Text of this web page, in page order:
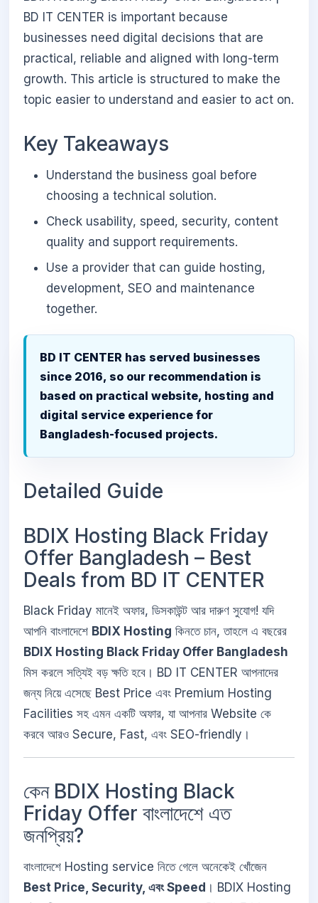
BD IT CENTER is important because
businesses need digital decisions that are
practical, reliable and aligned with long-term
growth. This article is structured to make the
topic easier to understand and easier to act on.
Key Takeaways
Understand the business goal before
choosing a technical solution.
Check usability, speed, security, content
quality and support requirements.
Use a provider that can guide hosting,
development, SEO and maintenance
together.
BD IT CENTER has served businesses
since 2016, so our recommendation is
based on practical website, hosting and
digital service experience for
Bangladesh-focused projects.
Detailed Guide
BDIX Hosting Black Friday
Offer Bangladesh – Best
Deals from BD IT CENTER
Black Friday মানেই অফার, ডিসকাউন্ট আর দারুণ সুযোগ! যদি
আপনি বাংলাদেশে BDIX Hosting কিনতে চান, তাহলে এ বছরের
BDIX Hosting Black Friday Offer Bangladesh
মিস করলে সত্যিই বড় ক্ষতি হবে। BD IT CENTER আপনাদের
জন্য নিয়ে এসেছে Best Price এবং Premium Hosting
Facilities সহ এমন একটি অফার, যা আপনার Website কে
করবে আরও Secure, Fast, এবং SEO-friendly।
কেন BDIX Hosting Black
Friday Offer বাংলাদেশে এত
জনপ্রিয়?
বাংলাদেশে Hosting service নিতে গেলে অনেকেই খোঁজেন
Best Price, Security, এবং Speed । BDIX Hosting